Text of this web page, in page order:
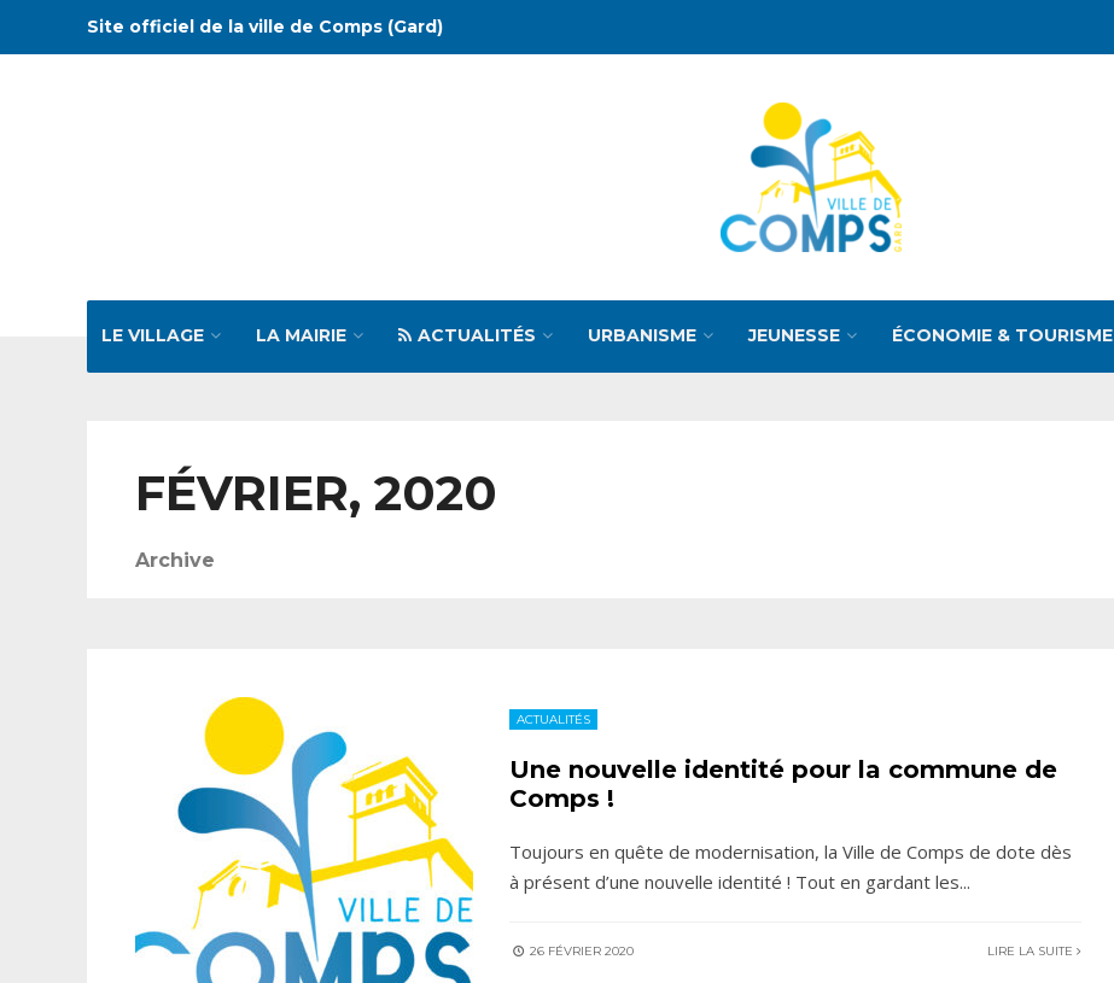
Site officiel de la ville de Comps (Gard)
LE VILLAGE LA MAIRIE ACTUALITÉS URBANISME JEUNESSE ÉCONOMIE & TOURISME
FÉVRIER, 2020
Archive
ACTUALITÉS
Une nouvelle identité pour la commune de
Comps !
Toujours en quête de modernisation, la Ville de Comps de dote dès
à présent d’une nouvelle identité ! Tout en gardant les...
26 FÉVRIER 2020 LIRE LA SUITE